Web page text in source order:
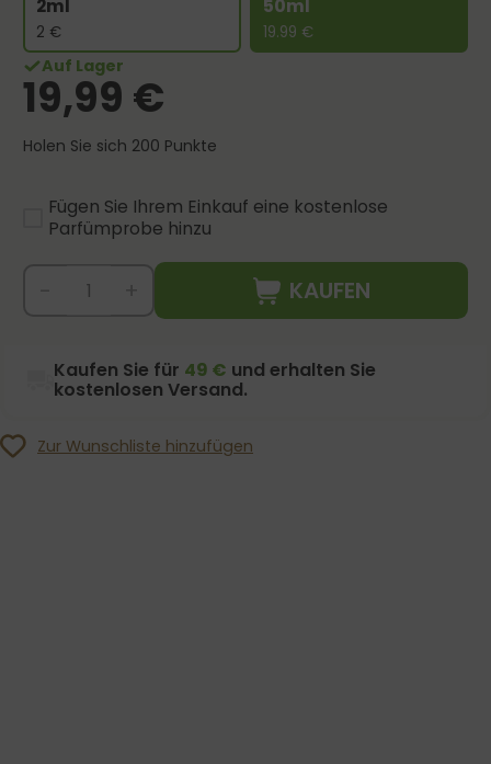
2ml
2 €
50ml
19.99 €
Auf Lager
19,99 €
Holen Sie sich 200 Punkte
Fügen Sie Ihrem Einkauf eine kostenlose
Parfümprobe hinzu
KAUFEN
Kaufen Sie für 49 € und erhalten Sie
kostenlosen Versand.
Zur Wunschliste hinzufügen